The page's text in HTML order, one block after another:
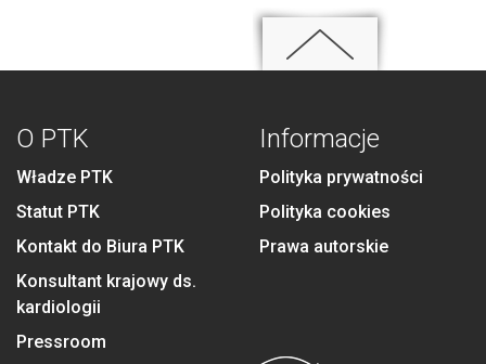
O PTK
Władze PTK
Statut PTK
Kontakt do Biura PTK
Konsultant krajowy ds.
kardiologii
Pressroom
Informacje
Polityka prywatności
Polityka cookies
Prawa autorskie